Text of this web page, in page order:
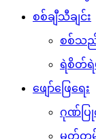
မှတ်တမ်
မွေးန
သီချင်
ဝတ္ထု/က
ဆောင်း
ပေါ်ပ